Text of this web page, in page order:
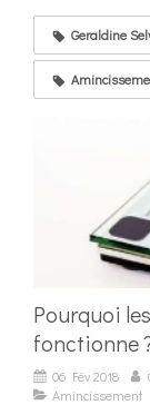
Geraldine
Pourquoi
fonctionne
06 Fév 2018
Amincissement